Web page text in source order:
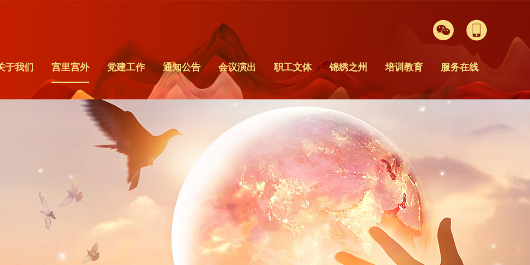
 
于我们 宫里宫外 党建工作 通知公告 会议演出 职工文体 锦绣之州 培训教育 服务在线